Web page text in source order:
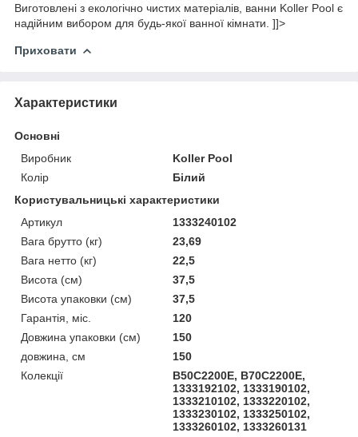
Виготовлені з екологічно чистих матеріалів, ванни Koller Pool є
надійним вибором для будь-якої ванної кімнати. ]]>
Приховати
Характеристики
Основні
Виробник
Koller Pool
Колір
Білий
Користувальницькі характеристики
Артикул
1333240102
Вага брутто (кг)
23,69
Вага нетто (кг)
22,5
Висота (см)
37,5
Висота упаковки (см)
37,5
Гарантія, міс.
120
Довжина упаковки (см)
150
довжина, см
150
Колекції
B50C2200E, B70C2200E,
1333192102, 1333190102,
1333210102, 1333220102,
1333230102, 1333250102,
1333260102, 1333260131